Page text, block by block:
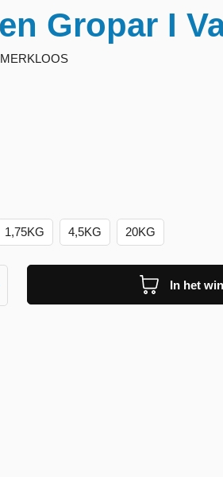
Gropar I
1,75KG 4,5KG 20KG
In het